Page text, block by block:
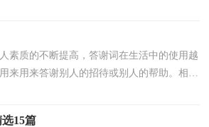
情实感的答谢词？下面是小...
素质的不断提高，答谢词在生活中的使用越
来用来答谢别人的招待或别人的帮助。相信
写吧，以下是小编为大家收...
15篇